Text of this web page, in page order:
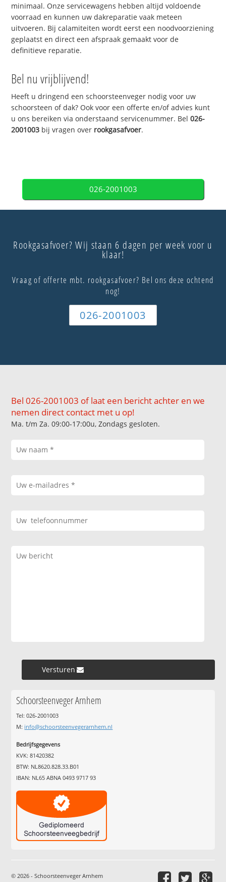
minimaal. Onze servicewagens hebben altijd voldoende
voorraad en kunnen uw dakreparatie vaak meteen
uitvoeren. Bij calamiteiten wordt eerst een noodvoorziening
geplaatst en direct een afspraak gemaakt voor de
definitieve reparatie.
Bel nu vrijblijvend!
Heeft u dringend een schoorsteenveger nodig voor uw
schoorsteen of dak? Ook voor een offerte en/of advies kunt
u ons bereiken via onderstaand servicenummer. Bel026-
2001003 bij vragen over rookgasafvoer.
026-2001003
Rookgasafvoer? Wij staan 6 dagen per week voor u
klaar!
Vraag of offerte mbt. rookgasafvoer? Bel ons deze ochtend
nog!
026-2001003
Bel 026-2001003 of laat een bericht achter en we
nemen direct contact met u op!
Ma. t/m Za. 09:00-17:00u, Zondags gesloten.
Versturen »
Schoorsteenveger Arnhem
Tel: 026-2001003
M: info@schoorsteenvegerarnhem.nl
Bedrijfsgegevens
KVK: 81420382
BTW: NL8620.828.33.B01
IBAN: NL65 ABNA 0493 9717 93
© 2026 - Schoorsteenveger Arnhem